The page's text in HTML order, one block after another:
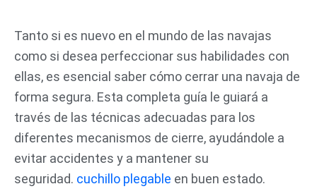
contenido
Tanto si es nuevo en el mundo de las navajas
como si desea perfeccionar sus habilidades con
ellas, es esencial saber cómo cerrar una navaja de
forma segura. Esta completa guía le guiará a
través de las técnicas adecuadas para los
diferentes mecanismos de cierre, ayudándole a
evitar accidentes y a mantener su
seguridad. cuchillo plegable en buen estado.